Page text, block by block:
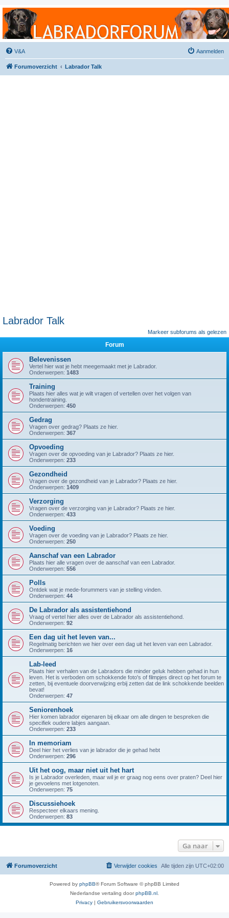
Labradorforum
Het gezelligste Labradorforum van Nederland en België!
V&A Aanmelden
Forumoverzicht Labrador Talk
Labrador Talk
Markeer subforums als gelezen
Forum
Belevenissen
Vertel hier wat je hebt meegemaakt met je Labrador.
Onderwerpen: 1483
Training
Plaats hier alles wat je wilt vragen of vertellen over het volgen van
hondentraining.
Onderwerpen: 450
Gedrag
Vragen over gedrag? Plaats ze hier.
Onderwerpen: 367
Opvoeding
Vragen over de opvoeding van je Labrador? Plaats ze hier.
Onderwerpen: 233
Gezondheid
Vragen over de gezondheid van je Labrador? Plaats ze hier.
Onderwerpen: 1409
Verzorging
Vragen over de verzorging van je Labrador? Plaats ze hier.
Onderwerpen: 433
Voeding
Vragen over de voeding van je Labrador? Plaats ze hier.
Onderwerpen: 250
Aanschaf van een Labrador
Plaats hier alle vragen over de aanschaf van een Labrador.
Onderwerpen: 556
Polls
Ontdek wat je mede-forummers van je stelling vinden.
Onderwerpen: 44
De Labrador als assistentiehond
Vraag of vertel hier alles over de Labrador als assistentiehond.
Onderwerpen: 92
Een dag uit het leven van...
Regelmatig berichten we hier over een dag uit het leven van een Labrador.
Onderwerpen: 16
Lab-leed
Plaats hier verhalen van de Labradors die minder geluk hebben gehad in hun
leven. Het is verboden om schokkende foto's of filmpjes direct op het forum te
zetten, bij eventuele doorverwijzing erbij zetten dat de link schokkende beelden
bevat!
Onderwerpen: 47
Seniorenhoek
Hier komen labrador eigenaren bij elkaar om alle dingen te bespreken die
specifiek oudere labjes aangaan.
Onderwerpen: 233
In memoriam
Deel hier het verlies van je labrador die je gehad hebt
Onderwerpen: 296
Uit het oog, maar niet uit het hart
Is je Labrador overleden, maar wil je er graag nog eens over praten? Deel hier
je gevoelens met lotgenoten.
Onderwerpen: 75
Discussiehoek
Respecteer elkaars mening.
Onderwerpen: 83
Ga naar
Forumoverzicht Alle tijden zijn UTC+02:00
Verwijder cookies
Powered by phpBB® Forum Software © phpBB Limited
Nederlandse vertaling doorphpBB.nl
Privacy | Gebruikersvoorwaarden